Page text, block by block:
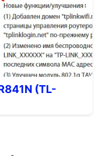
(TL-